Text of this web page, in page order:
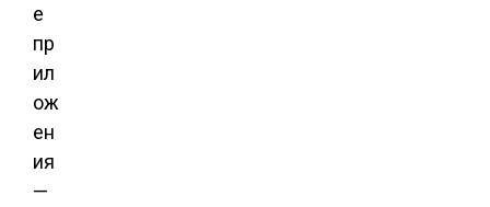
е
пр
ил
ож
ен
ия
—